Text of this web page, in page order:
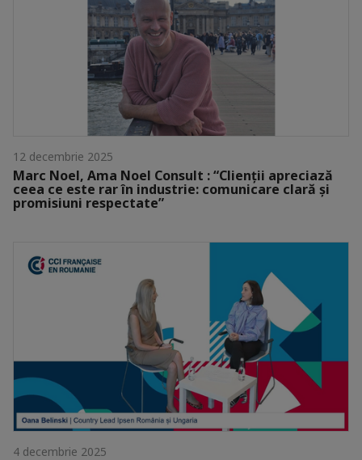
12 decembrie 2025
Marc Noel, Ama Noel Consult : “Clienții apreciază
ceea ce este rar în industrie: comunicare clară și
promisiuni respectate”
4 decembrie 2025